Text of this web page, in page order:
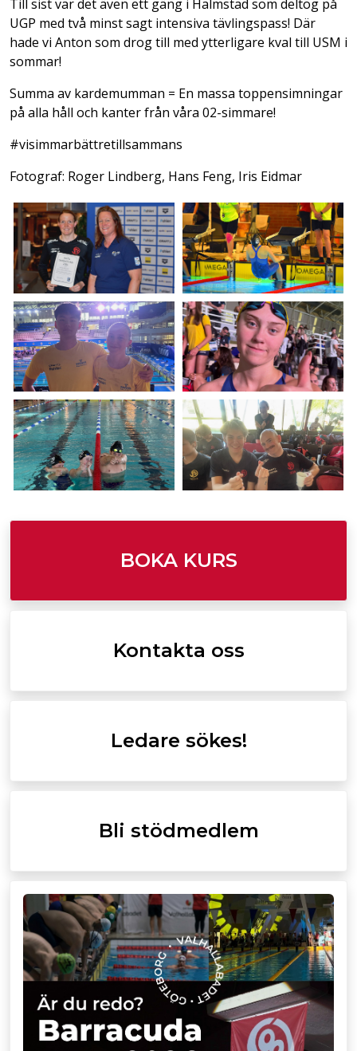
Till sist var det även ett gäng i Halmstad som deltog på
UGP med två minst sagt intensiva tävlingspass! Där
hade vi Anton som drog till med ytterligare kval till USM i
sommar!
Summa av kardemumman = En massa toppensimningar
på alla håll och kanter från våra 02-simmare!
#visimmarbättretillsammans
Fotograf: Roger Lindberg, Hans Feng, Iris Eidmar
BOKA KURS
Kontakta oss
Ledare sökes!
Bli stödmedlem